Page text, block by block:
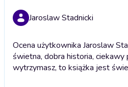
Jaroslaw Stadnicki
Ocena użytkownika Jaroslaw
świetna, dobra historia,
wytrzymasz, to książka jest